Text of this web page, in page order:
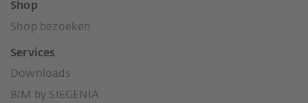
Shop
Shop bezoeken
Services
Downloads
BIM by SIEGENIA